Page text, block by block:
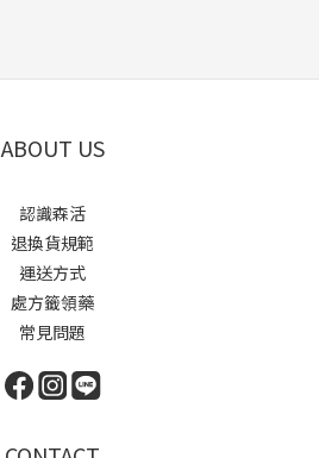
ABOUT US
認識森活
退換貨規範
運送方式
處方籤領藥
常見問題